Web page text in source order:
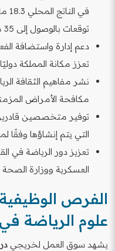
توقعات بالوصول إلى 35 مليار ريال سنويًا بحلول 2030.
دعم إدارة واستضافة
تعزز مكانة المملكة دوليًا (مثل
نشر مفاهيم الثقافة
مكافحة الأمراض
توفير متخصصين قادرين
التي يتم إنشاؤها وفقًا
تعزيز دور الرياضة في
العسكرية ووزارة الصحة
الفرص
علوم الرياضة
يشهد سوق العمل لخريجي